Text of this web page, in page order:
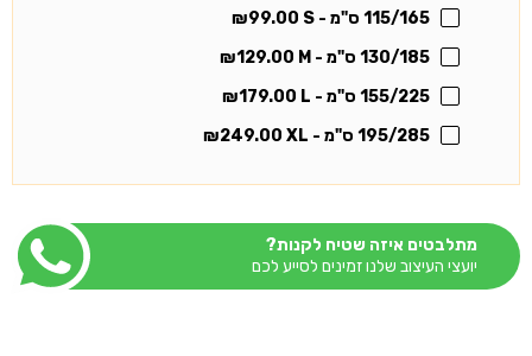
115/165 ס"מ - S
₪99.00
130/185 ס"מ - M
₪129.00
155/225 ס"מ - L
₪179.00
195/285 ס"מ - XL
₪249.00
מתלבטים איזה שטיח לקנות?
יועצי העיצוב שלנו זמינים לסייע לכם